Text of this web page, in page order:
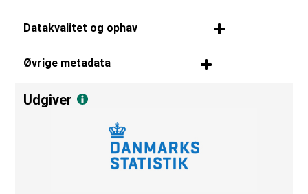
Datakvalitet og ophav
Øvrige metadata
Udgiver